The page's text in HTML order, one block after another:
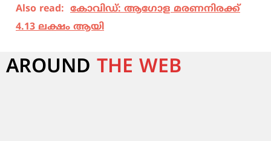
Also read: കോ​വി​ഡ്: ആ​ഗോ​ള മ​ര​ണ​നി​ര​ക്ക്
4.13 ല​ക്ഷം ആ​യി
AROUND THE WEB